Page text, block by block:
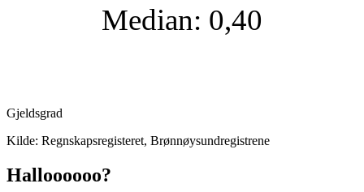
Median: 0,40
Gjeldsgrad
Kilde: Regnskapsregisteret, Brønnøysundregistrene
Halloooooo?